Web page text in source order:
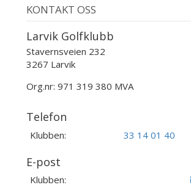
KONTAKT OSS
Larvik Golfklubb
Stavernsveien 232
3267 Larvik
Org.nr: 971 319 380 MVA
Telefon
Klubben: 33 14 01 40
E-post
Klubben: